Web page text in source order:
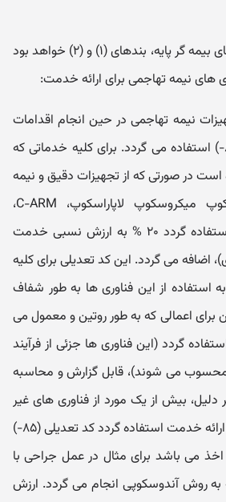
ملاک پرداخت سازمان های بیمه گر پایه، بندهای (۱) و (۲) خواهد بود
نیمه تهاجمی در حین انجام اقدامات
جراحی، از کد تعدیلی(۸۵-) استفاده می گردد. برای کلیه خدماتی که
در صورتی که از تجهیزات دقیق و نیمه
تهاجمی شامل آندوسکوپ میکروسکوپ لاپاراسکوپ، C-ARM،
ارتروسکوپ، RF و لیزر استفاده گردد ۲۰ % به ارزش نسبی خدمت
اضافه می گردد. این کد تعدیلی برای کلیه
استفاده از این فناوری ها به طور شفاف
اعمالی که به طور روتین و معمول می
گردد (این فناوری ها جزئی از فرآیند
می شوند)، قابل گزارش و محاسبه
بیش از یک مورد از فناوری های غیر
تهاجمی مذکور در هنگام ارائه خدمت استفاده گردد کد تعدیلی (۸۵-)
اخذ می باشد برای مثال در عمل جراحی با
۲۵ واحد که به روش آندوسکوپی انجام می گردد. ارزش